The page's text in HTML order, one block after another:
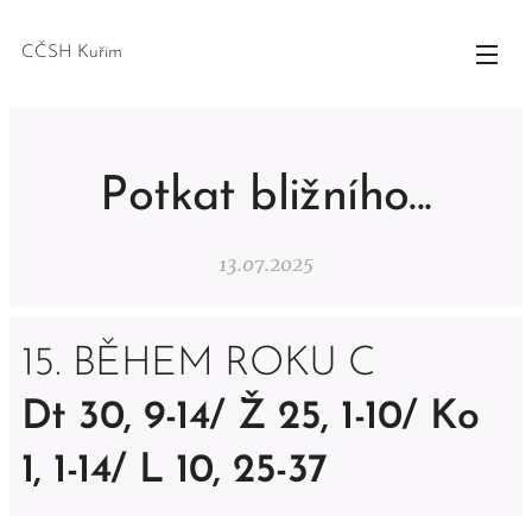
CČSH Kuřim
Potkat bližního...
13.07.2025
15. BĚHEM ROKU C
Dt 30, 9-14/ Ž 25, 1-10/ Ko
1, 1-14/ L 10, 25-37